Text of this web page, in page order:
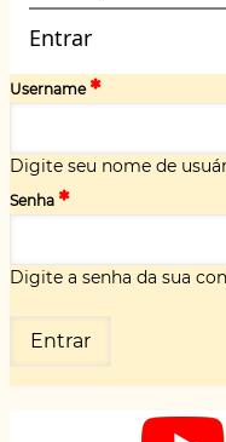
Entrar
Username
Digite seu nome de
Senha
Digite a senha da sua